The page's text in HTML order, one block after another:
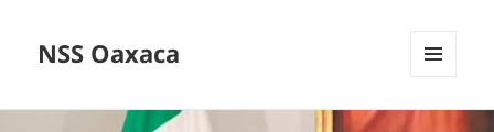
NSS Oaxaca